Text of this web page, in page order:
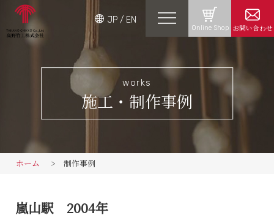
お問い合わせ
Online Shop
JP / EN
works
施工・制作事例
ホーム 制作事例
嵐山駅 2004年